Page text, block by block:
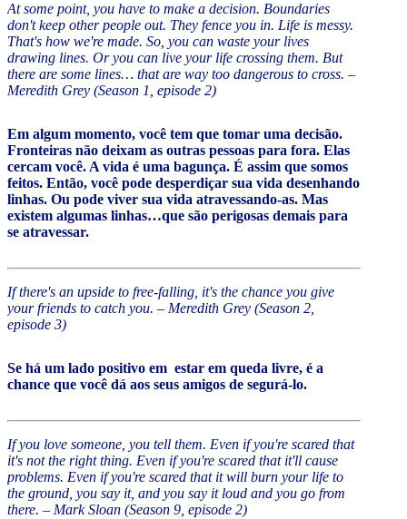
At some point, you have to make a decision. Boundaries
don't keep other people out. They fence you in. Life is messy.
That's how we're made. So, you can waste your lives
drawing lines. Or you can live your life crossing them. But
there are some lines… that are way too dangerous to cross. –
Meredith Grey (Season 1, episode 2)
Em algum momento, você tem que tomar uma decisão.
Fronteiras não deixam as outras pessoas para fora. Elas
cercam você. A vida é uma bagunça. É assim que somos
feitos. Então, você pode desperdiçar sua vida desenhando
linhas. Ou pode viver sua vida atravessando-as. Mas
existem algumas linhas…que são perigosas demais para
se atravessar.
If there's an upside to free-falling, it's the chance you give
your friends to catch you. – Meredith Grey (Season 2,
episode 3)
Se há um lado positivo em estar em queda livre, é a
chance que você dá aos seus amigos de segurá-lo.
If you love someone, you tell them. Even if you're scared that
it's not the right thing. Even if you're scared that it'll cause
problems. Even if you're scared that it will burn your life to
the ground, you say it, and you say it loud and you go from
there. – Mark Sloan (Season 9, episode 2)